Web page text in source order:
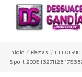
Inicio Pіezas
Sport 2009 13271123